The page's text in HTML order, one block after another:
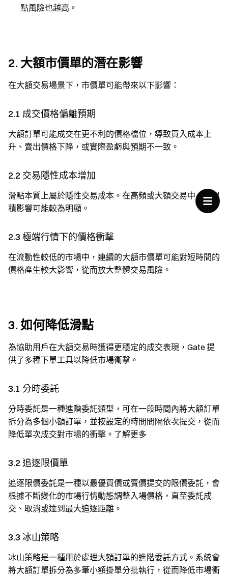
點風險也越高。
2. 大額市價單的潛在影響
在大額交易場景下，市價單可能帶來以下影響：
2.1 成交價格偏離預期
大額訂單可能成交在更不利的價格檔位，導致買入成本上
升、賣出價格下降，或實際盈虧與預期不一致。
2.2 交易隱性成本增加
滑點本質上屬於隱性交易成本。在高頻或大額交易中，其累
積影響可能較為明顯。
2.3 極端行情下的價格衝擊
在流動性較低的市場中，連續的大額市價單可能對短時間的
價格產生較大影響，從而放大整體交易風險。
3. 如何降低滑點
為協助用戶在大額交易時獲得更穩定的成交表現，Gate 提
供了多種下單工具以降低市場衝擊。
3.1 分時委託
分時委託是一種進階委託類型，可在一段時間內將大額訂單
拆分為多個小額訂單，並按設定的時間間隔依次提交，從而
降低單次成交對市場的衝擊。了解更多
3.2 追逐限價單
追逐限價委託是一種以最優買價或賣價提交的限價委託，會
根據不斷變化的市場行情動態調整入場價格，直至委託成
交、取消或達到最大追逐距離。
3.3 冰山策略
冰山策略是一種用於處理大額訂單的進階委託方式。系統會
將大額訂單拆分為多筆小額掛單分批執行，從而降低市場衝